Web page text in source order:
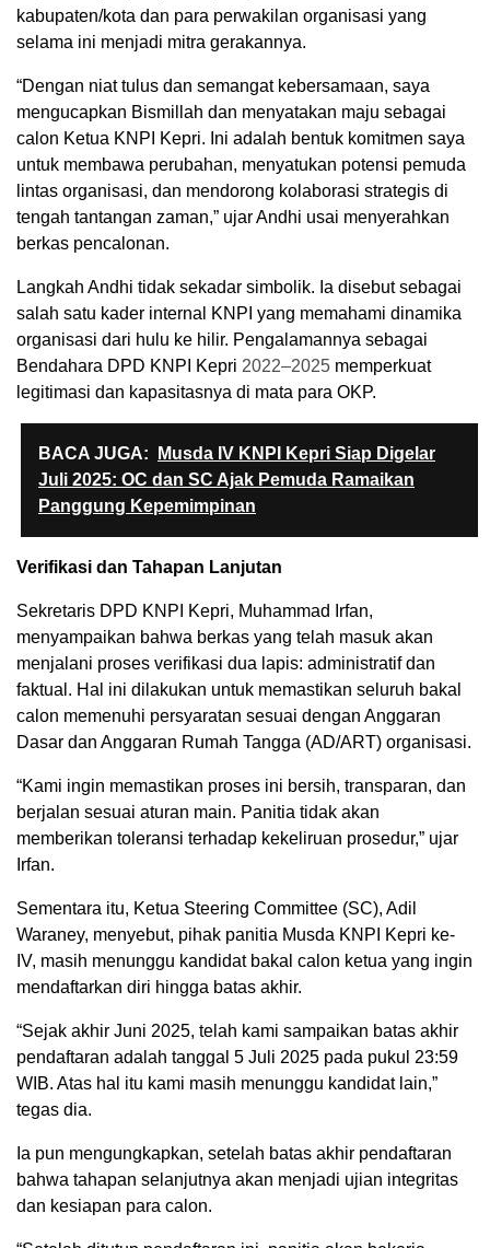
kabupaten/kota dan para perwakilan organisasi yang
selama ini menjadi mitra gerakannya.
“Dengan niat tulus dan semangat kebersamaan, saya
mengucapkan Bismillah dan menyatakan maju sebagai
calon Ketua KNPI Kepri. Ini adalah bentuk komitmen saya
untuk membawa perubahan, menyatukan potensi pemuda
lintas organisasi, dan mendorong kolaborasi strategis di
tengah tantangan zaman,” ujar Andhi usai menyerahkan
berkas pencalonan.
Langkah Andhi tidak sekadar simbolik. Ia disebut sebagai
salah satu kader internal KNPI yang memahami dinamika
organisasi dari hulu ke hilir. Pengalamannya sebagai
Bendahara DPD KNPI Kepri 2022–2025 memperkuat
legitimasi dan kapasitasnya di mata para OKP.
BACA JUGA:
Musda IV KNPI Kepri Siap Digelar
Juli 2025: OC dan SC Ajak Pemuda Ramaikan
Panggung Kepemimpinan
Verifikasi dan Tahapan Lanjutan
Sekretaris DPD KNPI Kepri, Muhammad Irfan,
menyampaikan bahwa berkas yang telah masuk akan
menjalani proses verifikasi dua lapis: administratif dan
faktual. Hal ini dilakukan untuk memastikan seluruh bakal
calon memenuhi persyaratan sesuai dengan Anggaran
Dasar dan Anggaran Rumah Tangga (AD/ART) organisasi.
“Kami ingin memastikan proses ini bersih, transparan, dan
berjalan sesuai aturan main. Panitia tidak akan
memberikan toleransi terhadap kekeliruan prosedur,” ujar
Irfan.
Sementara itu, Ketua Steering Committee (SC), Adil
Waraney, menyebut, pihak panitia Musda KNPI Kepri ke-
IV, masih menunggu kandidat bakal calon ketua yang ingin
mendaftarkan diri hingga batas akhir.
“Sejak akhir Juni 2025, telah kami sampaikan batas akhir
pendaftaran adalah tanggal 5 Juli 2025 pada pukul 23:59
WIB. Atas hal itu kami masih menunggu kandidat lain,”
tegas dia.
Ia pun mengungkapkan, setelah batas akhir pendaftaran
bahwa tahapan selanjutnya akan menjadi ujian integritas
dan kesiapan para calon.